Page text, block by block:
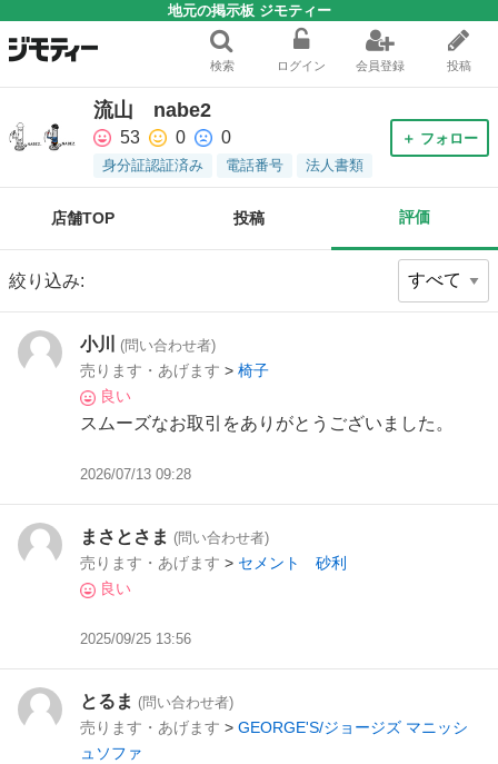
地元の掲示板 ジモティー
検索 ログイン 会員登録 投稿
流山 nabe2
53 0 0
身分証認証済み 電話番号 法人書類
＋ フォロー
店舗TOP 投稿 評価
絞り込み:
小川 (問い合わせ者)
売ります・あげます > 椅子
良い
スムーズなお取引をありがとうございました。
2026/07/13 09:28
まさとさま (問い合わせ者)
売ります・あげます > セメント 砂利
良い
2025/09/25 13:56
とるま (問い合わせ者)
売ります・あげます > GEORGE'S/ジョージズ マニッシ
ュソファ